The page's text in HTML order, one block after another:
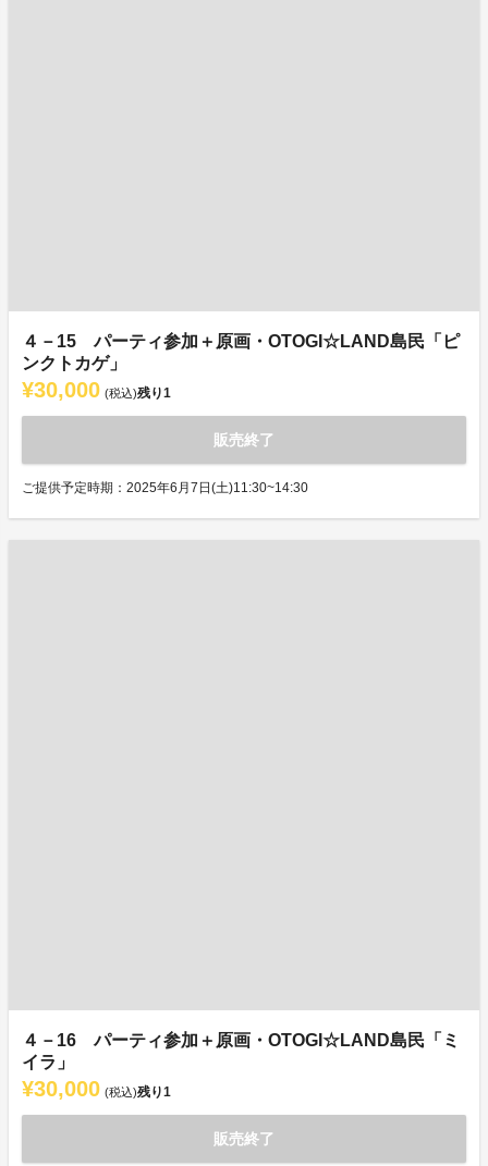
４－15 パーティ参加＋原画・OTOGI☆LAND島民「ピ
ンクトカゲ」
¥30,000 (税込)残り1
販売終了
ご提供予定時期：2025年6月7日(土)11:30~14:30
４－16 パーティ参加＋原画・OTOGI☆LAND島民「ミ
イラ」
¥30,000 (税込)残り1
販売終了